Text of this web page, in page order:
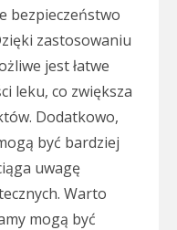
bezpieczeństwo
zastosowaniu
jest łatwe
leku, co zwiększa
Dodatkowo,
być bardziej
uwagę
Warto
mogą być